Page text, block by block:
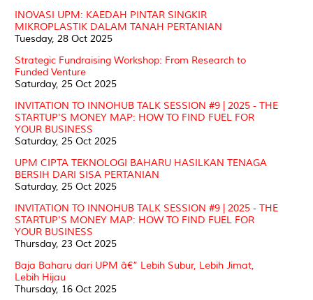
INOVASI UPM: KAEDAH PINTAR SINGKIR
MIKROPLASTIK DALAM TANAH PERTANIAN
Tuesday, 28 Oct 2025
Strategic Fundraising Workshop: From Research to
Funded Venture
Saturday, 25 Oct 2025
INVITATION TO INNOHUB TALK SESSION #9 | 2025 - THE
STARTUP'S MONEY MAP: HOW TO FIND FUEL FOR
YOUR BUSINESS
Saturday, 25 Oct 2025
UPM CIPTA TEKNOLOGI BAHARU HASILKAN TENAGA
BERSIH DARI SISA PERTANIAN
Saturday, 25 Oct 2025
INVITATION TO INNOHUB TALK SESSION #9 | 2025 - THE
STARTUP'S MONEY MAP: HOW TO FIND FUEL FOR
YOUR BUSINESS
Thursday, 23 Oct 2025
Baja Baharu dari UPM â€” Lebih Subur, Lebih Jimat,
Lebih Hijau
Thursday, 16 Oct 2025